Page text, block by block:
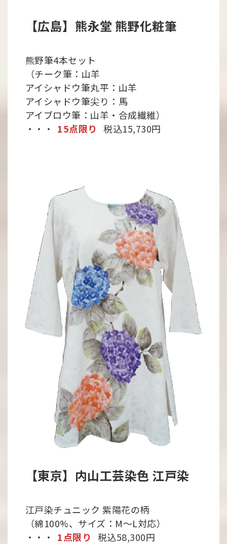
【広島】熊永堂 熊野化粧筆
熊野筆4本セット
（チーク筆：山羊
アイシャドウ筆丸平：山羊
アイシャドウ筆尖り：馬
アイブロウ筆：山羊・合成繊維）
・・・
15点限り 税込15,730円
【東京】内山工芸染色 江戸染
江戸染チュニック 紫陽花の柄
（綿100%、サイズ：M〜L対応）
・・・
1点限り 税込58,300円